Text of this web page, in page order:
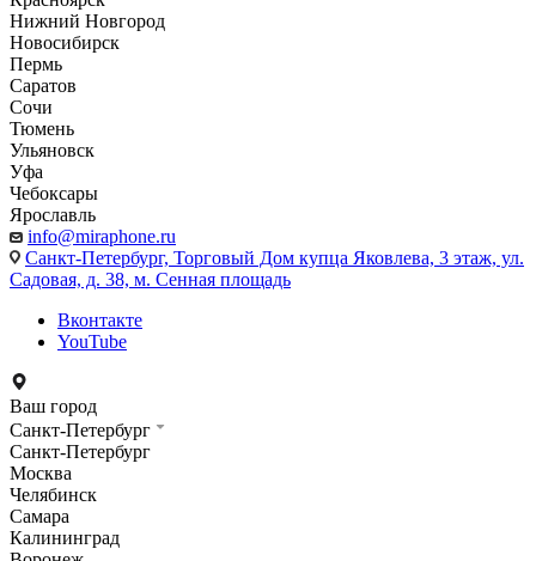
Нижний Новгород
Новосибирск
Пермь
Саратов
Сочи
Тюмень
Ульяновск
Уфа
Чебоксары
Ярославль
info@miraphone.ru
Санкт-Петербург, Торговый Дом купца Яковлева, 3 этаж, ул.
Садовая, д. 38, м. Сенная площадь
Вконтакте
YouTube
Ваш город
Санкт-Петербург
Санкт-Петербург
Москва
Челябинск
Самара
Калининград